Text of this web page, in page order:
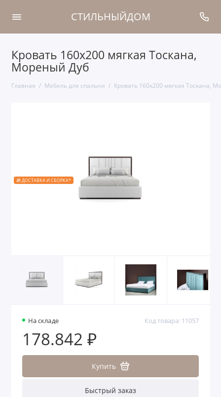
СТИЛЬНЫЙДОМ
Кровать 160x200 мягкая Тоскана,
Мореный Дуб
Главная Мебель для спальни Кровать 160x200 мягкая Тоскана,
🎁 ДОСТАВКА И СБОРКА*
На складе Код товара: 11057
178.842 ₽
Купить
Быстрый заказ